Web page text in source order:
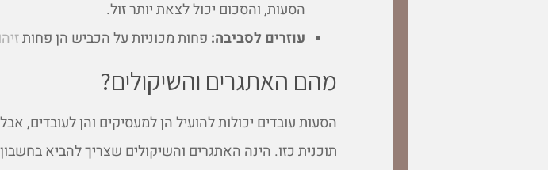
הסעות, והסכום יכול לצאת יותר זול.
עוזרים לסביבה: פחות מכוניות על הכביש הן פחות
מהם האתגרים והשיקולים?
הסעות עובדים יכולות להועיל הן למעסיקים והן לעובדים,
תוכנית כזו. הינה האתגרים והשיקולים שצריך להביא